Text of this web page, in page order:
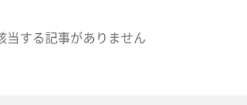
当する記事がありません